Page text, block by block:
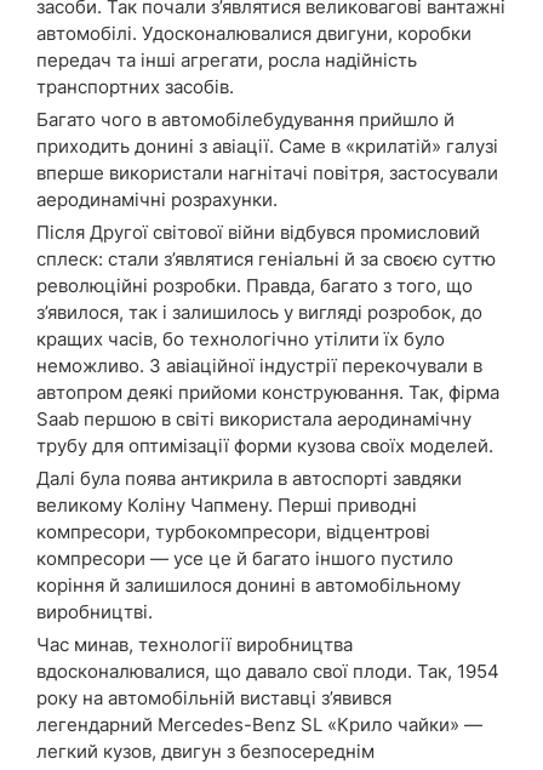
засоби. Так почали з’являтися великовагові вантажні
автомобілі. Удосконалювалися двигуни, коробки
передач та інші агрегати, росла надійність
транспортних засобів.
Багато чого в автомобілебудування прийшло й
приходить донині з авіації. Саме в «крилатій» галузі
вперше використали нагнітачі повітря, застосували
аеродинамічні розрахунки.
Після Другої світової війни відбувся промисловий
сплеск: стали з’являтися геніальні й за своєю суттю
революційні розробки. Правда, багато з того, що
з’явилося, так і залишилось у вигляді розробок, до
кращих часів, бо технологічно утілити їх було
неможливо. З авіаційної індустрії перекочували в
автопром деякі прийоми конструювання. Так, фірма
Saab першою в світі використала аеродинамічну
трубу для оптимізації форми кузова своїх моделей.
Далі була поява антикрила в автоспорті завдяки
великому Коліну Чапмену. Перші приводні
компресори, турбокомпресори, відцентрові
компресори — усе це й багато іншого пустило
коріння й залишилося донині в автомобільному
виробництві.
Час минав, технології виробництва
вдосконалювалися, що давало свої плоди. Так, 1954
року на автомобільній виставці з’явився
легендарний Mercedes-Benz SL «Крило чайки» —
легкий кузов, двигун з безпосереднім